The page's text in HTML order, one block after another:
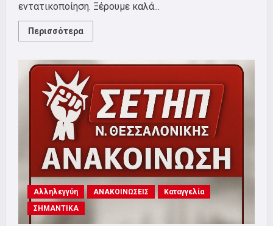
εντατικοποίηση. Ξέρουμε καλά...
Περισσότερα
more
Τύπου
για
την
αυριανή
κινητοποίηση
που
καλούν
ΣΕΑΑΝ,
Ενώσεων
Γονέων
και
Κηδεμόνων
Κεντρικής
Μακεδονίας
και
εργαζομένων
Αλληλεγγύη ΑΝΑΚΟΙΝΩΣΕΙΣ
Καταγγελία
ΣΗΜΑΝΤΙΚΑ